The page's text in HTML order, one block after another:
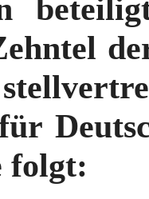
folgt: